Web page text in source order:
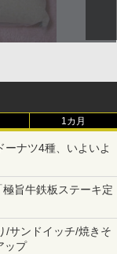
1カ月
ーナツ4種、いよいよ
旨牛鉄板ステーキ定
/サンドイッチ/焼きそ
ップ